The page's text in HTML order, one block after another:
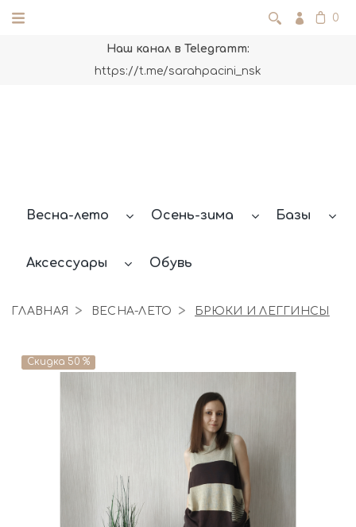
0
Наш канал в Telegramm:
https://t.me/sarahpacini_nsk
Весна-лето Осень-зима Базы
Аксессуары Обувь
ГЛАВНАЯ ВЕСНА-ЛЕТО БРЮКИ И ЛЕГГИНСЫ
Скидка 50 %